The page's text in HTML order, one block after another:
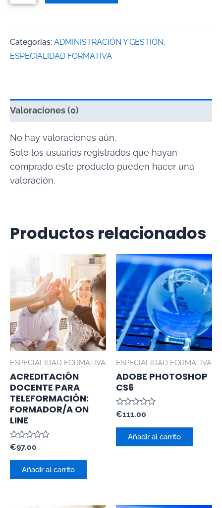
Categorías: ADMINISTRACIÓN Y GESTIÓN,
ESPECIALIDAD FORMATIVA
Valoraciones (0)
No hay valoraciones aún.
Solo los usuarios registrados que hayan
comprado este producto pueden hacer una
valoración.
Productos relacionados
ESPECIALIDAD FORMATIVA
ACREDITACIÓN
DOCENTE PARA
TELEFORMACIÓN:
FORMADOR/A ON
LINE
Valorado
con
0
€97.00
Añadir al carrito
ESPECIALIDAD FORMATIVA
ADOBE PHOTOSHOP
CS6
Valorado
0
€111.00
Añadir al carrito